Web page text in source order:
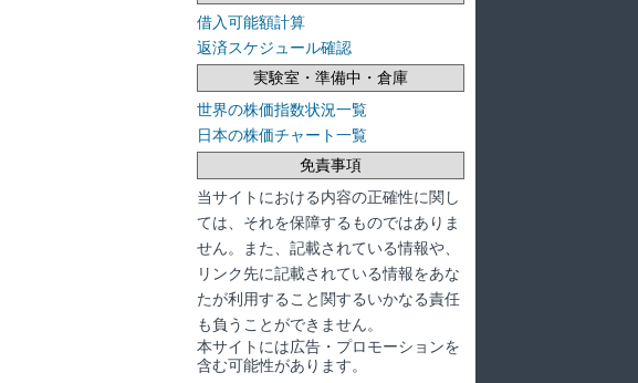
借入可能額計算
返済スケジュール確認
実験室・準備中・倉庫
世界の株価指数状況一覧
日本の株価チャート一覧
免責事項
当サイトにおける内容の正確性に関し
ては、それを保障するものではありま
せん。また、記載されている情報や、
リンク先に記載されている情報をあな
たが利用すること関するいかなる責任
も負うことができません。
本サイトには広告・プロモーションを
含む可能性があります。